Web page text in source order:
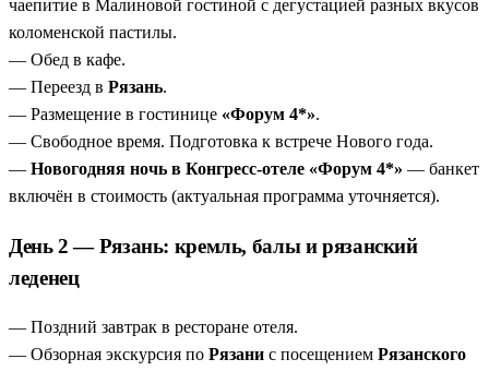
чаепитие в Малиновой гостиной с дегустацией разных вкусов
коломенской пастилы.
— Обед в кафе.
— Переезд в Рязань.
— Размещение в гостинице «Форум 4*».
— Свободное время. Подготовка к встрече Нового года.
— Новогодняя ночь в Конгресс-отеле «Форум 4*» — банкет
включён в стоимость (актуальная программа уточняется).
День 2 — Рязань: кремль, балы и рязанский
леденец
— Поздний завтрак в ресторане отеля.
— Обзорная экскурсия по Рязани с посещением Рязанского